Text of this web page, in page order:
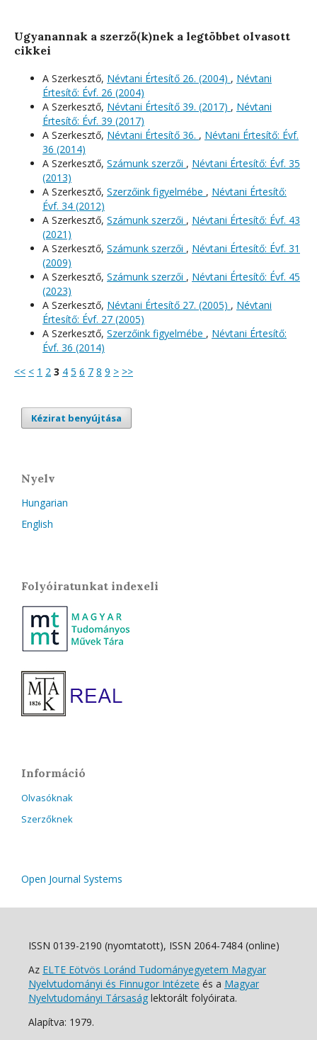
Ugyanannak a szerző(k)nek a legtöbbet olvasott
cikkei
A Szerkesztő, Névtani Értesítő 26. (2004) , Névtani
Értesítő: Évf. 26 (2004)
A Szerkesztő, Névtani Értesítő 39. (2017) , Névtani
Értesítő: Évf. 39 (2017)
A Szerkesztő, Névtani Értesítő 36. , Névtani Értesítő: Évf.
36 (2014)
A Szerkesztő, Számunk szerzői , Névtani Értesítő: Évf. 35
(2013)
A Szerkesztő, Szerzőink figyelmébe , Névtani Értesítő:
Évf. 34 (2012)
A Szerkesztő, Számunk szerzői , Névtani Értesítő: Évf. 43
(2021)
A Szerkesztő, Számunk szerzői , Névtani Értesítő: Évf. 31
(2009)
A Szerkesztő, Számunk szerzői , Névtani Értesítő: Évf. 45
(2023)
A Szerkesztő, Névtani Értesítő 27. (2005) , Névtani
Értesítő: Évf. 27 (2005)
A Szerkesztő, Szerzőink figyelmébe , Névtani Értesítő:
Évf. 36 (2014)
<< < 1 2 3 4 5 6 7 8 9 > >>
Kézirat benyújtása
Nyelv
Hungarian
English
Folyóiratunkat indexeli
Információ
Olvasóknak
Szerzőknek
Open Journal Systems
ISSN 0139-2190 (nyomtatott), ISSN 2064-7484 (online)
Az ELTE Eötvös Loránd Tudományegyetem Magyar
Nyelvtudományi és Finnugor Intézete és a Magyar
Nyelvtudományi Társaság lektorált folyóirata.
Alapítva: 1979.